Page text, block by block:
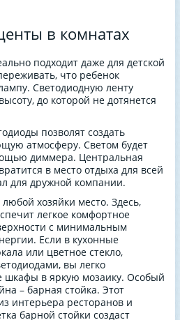
в комнатах
подходит даже для детской
что ребенок
Светодиодную ленту
до которой не дотянется
позволят создать
атмосферу. Светом будет
диммера. Центральная
в место отдыха для всей
для дружной компании.
хозяйки место. Здесь,
легкое комфортное
с минимальным
Если в кухонные
или цветное стекло,
вы легко
шкафы в яркую мозаику. Особый
– барная стойка. Этот
интерьера ресторанов и
барной стойки создаст